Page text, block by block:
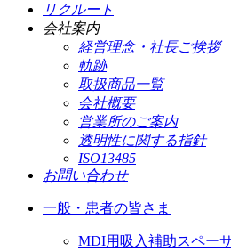
リクルート
会社案内
経営理念・社長ご挨拶
軌跡
取扱商品一覧
会社概要
営業所のご案内
透明性に関する指針
ISO13485
お問い合わせ
一般・患者の皆さま
MDI用吸入補助スペー